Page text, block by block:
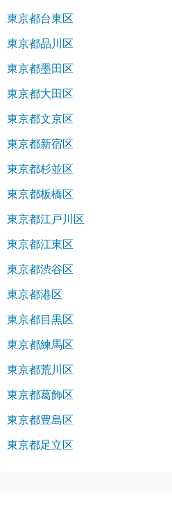
東京都台東区
東京都品川区
東京都墨田区
東京都大田区
東京都文京区
東京都新宿区
東京都杉並区
東京都板橋区
東京都江戸川区
東京都江東区
東京都渋谷区
東京都港区
東京都目黒区
東京都練馬区
東京都荒川区
東京都葛飾区
東京都豊島区
東京都足立区